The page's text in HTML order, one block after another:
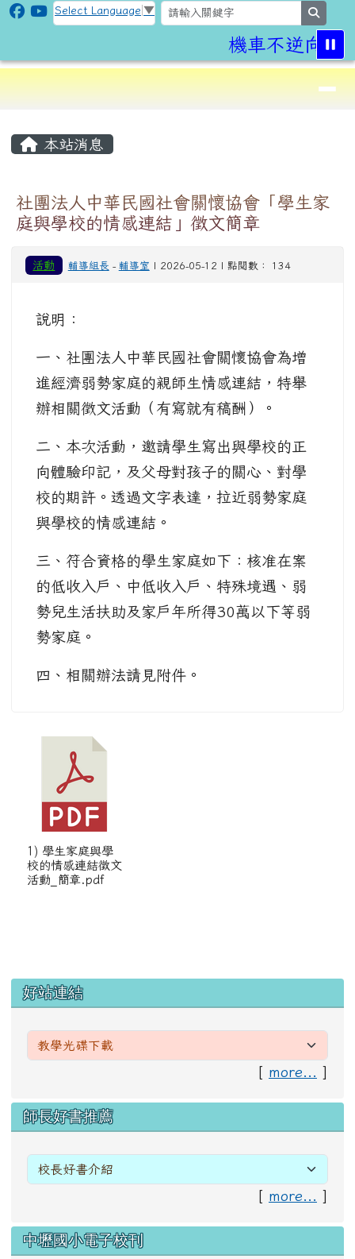
跳至主內容區
CLPS Site
Select Language ▼
機車不逆向,行
⏸
導覽列
本站消息
社團法人中華民國社會關懷協會「學生家
庭與學校的情感連結」徵文簡章
活動 輔導組長 - 輔導室 | 2026-05-12 | 點閱數： 134
說明：
一、社團法人中華民國社會關懷協會為增
進經濟弱勢家庭的親師生情感連結，特舉
辦相關徵文活動（有寫就有稿酬）。
二、本次活動，邀請學生寫出與學校的正
向體驗印記，及父母對孩子的關心、對學
校的期許。透過文字表達，拉近弱勢家庭
與學校的情感連結。
三、符合資格的學生家庭如下：核准在案
的低收入戶、中低收入戶、特殊境遇、弱
勢兒生活扶助及家戶年所得30萬以下等弱
勢家庭。
四、相關辦法請見附件。
1) 學生家庭與學
校的情感連結徵文
活動_簡章.pdf
左邊區域內容
好站連結
[ more... ]
右邊區域內容
師長好書推薦
[ more... ]
中壢國小電子校刊